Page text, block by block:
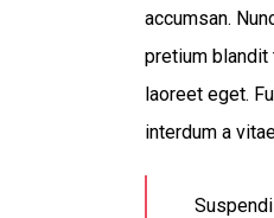
accumsan.
pretium
laoreet eget.
interdum a